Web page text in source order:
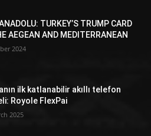
TURKEY’S TRUMP CARD
AEGEAN AND MEDITERRANEAN
2024
ilk katlanabilir akıllı telefon
Royole FlexPai
2025